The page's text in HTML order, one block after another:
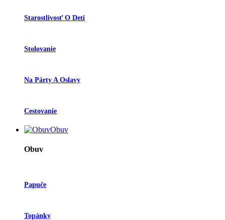
Starostlivosť O Deti
Stolovanie
Na Párty A Oslavy
Cestovanie
Obuv
Obuv
Papuče
Topánky